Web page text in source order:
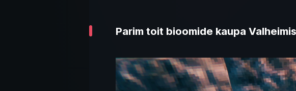
Parim toit bioomide kaupa